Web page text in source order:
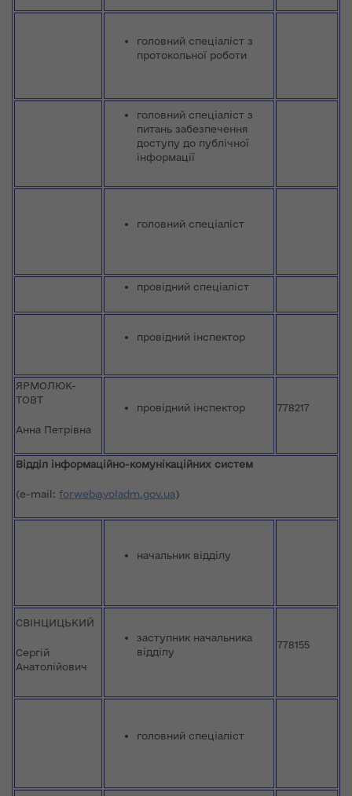
головний спеціаліст з
протокольної роботи
головний спеціаліст з
питань забезпечення
доступу до публічної
інформації
головний спеціаліст
провідний спеціаліст
провідний інспектор
ЯРМОЛЮК-
ТОВТ
Анна Петрівна
провідний інспектор 778217
Відділ інформаційно-комунікаційних систем
(e-mail: forweb@voladm.gov.ua)
начальник відділу
СВІНЦИЦЬКИЙ
Сергій
Анатолійович
заступник начальника
відділу
778155
головний спеціаліст